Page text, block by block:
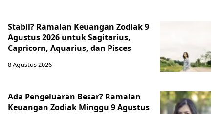
Stabil? Ramalan Keuangan Zodiak 9
Agustus 2026 untuk Sagitarius,
Capricorn, Aquarius, dan Pisces
8 Agustus 2026
Ada Pengeluaran Besar? Ramalan
Keuangan Zodiak Minggu 9 Agustus